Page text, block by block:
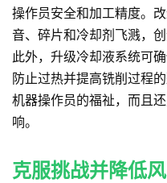
操作员安全和加工精度。
音、碎片和冷却剂飞溅，
此外，升级冷却液系统可
防止过热并提高铣削过程
机器操作员的福祉，而且
响。
克服挑战并降低